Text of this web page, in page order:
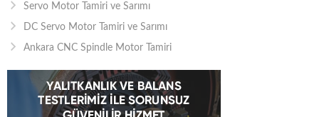
Servo Motor Tamiri ve Sarımı
DC Servo Motor Tamiri ve Sarımı
Ankara CNC Spindle Motor Tamiri